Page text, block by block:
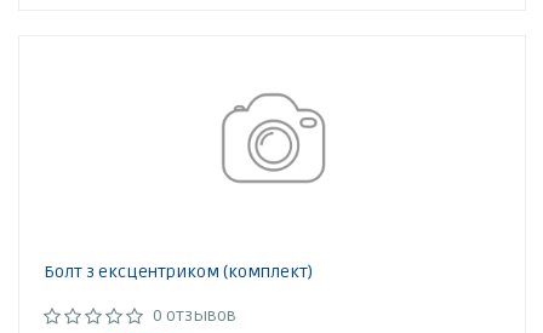
Болт з ексцентриком (комплект)
0 отзывов